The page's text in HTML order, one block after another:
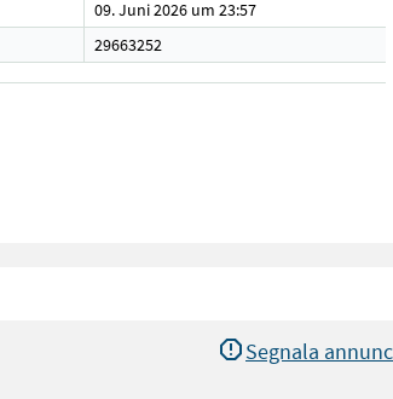
09. Juni 2026 um 23:57
29663252
Segnala